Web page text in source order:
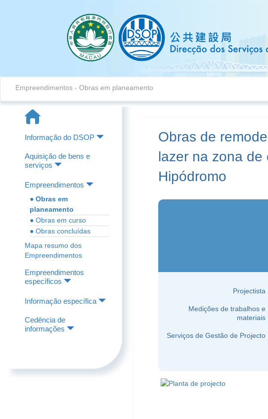
Empreendimentos - Obras em planeamento
Informação do DSOP
Aquisição de bens e
serviços
Empreendimentos
● Obras em
planeamento
● Obras em curso
● Obras concluídas
Mapa resumo dos
Empreendimentos
Empreendimentos
específicos
Informação específica
Cedência de
informações
Obras de
lazer na zona de
Hipódromo
Projectista
Medições de trabalhos e
materiais
Serviços de Gestão de Projecto